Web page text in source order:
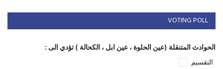
VOTING POLL
الحوادث المتنقلة (عين الحلوة ، عين ابل ، الكحالة ) تؤدي الى :
التقسيم